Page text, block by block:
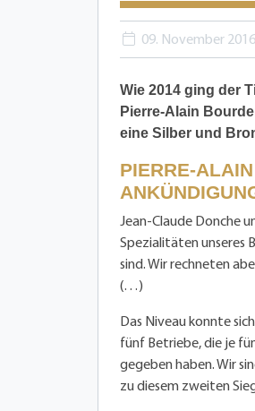
09. November 2016
Wie 2014 ging der
Pierre-Alain
eine Silber und
PIERRE-
Jean-Claude Donche
Spezialitäten unseres
sind. Wir rechneten
(…)
Das Niveau konnte
fünf Betriebe, die je
gegeben haben. Wir
zu diesem zweiten